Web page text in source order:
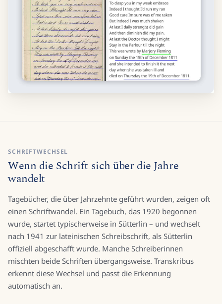
SCHRIFTWECHSEL
Wenn die Schrift sich über die Jahre
wandelt
Tagebücher, die über Jahrzehnte geführt wurden, zeigen oft
einen Schriftwandel. Ein Tagebuch, das 1920 begonnen
wurde, startet typischerweise in Sütterlin – und wechselt
nach 1941 zur lateinischen Schreibschrift, als Sütterlin
offiziell abgeschafft wurde. Manche Schreiberinnen
mischten beide Schriften übergangsweise. Transkribus
erkennt diese Wechsel und passt die Erkennung
automatisch an.